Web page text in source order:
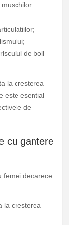
muschilor
de boli
la cresterea
este esential
de
cu gantere
femei deoarece
la cresterea